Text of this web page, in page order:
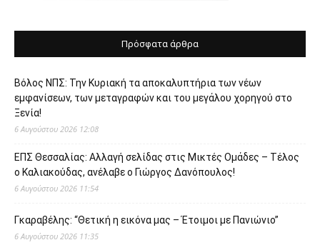
Πρόσφατα άρθρα
Βόλος ΝΠΣ: Την Κυριακή τα αποκαλυπτήρια των νέων
εμφανίσεων, των μεταγραφών και του μεγάλου χορηγού στο
Ξενία!
6 Αυγούστου 2026 12:08
ΕΠΣ Θεσσαλίας: Αλλαγή σελίδας στις Μικτές Ομάδες – Τέλος
ο Καλιακούδας, ανέλαβε ο Γιώργος Δανόπουλος!
6 Αυγούστου 2026 11:54
Γκαραβέλης: “Θετική η εικόνα μας – Έτοιμοι με Πανιώνιο”
6 Αυγούστου 2026 11:35